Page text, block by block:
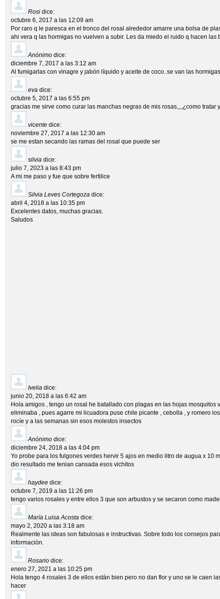
Rosi dice:
octubre 6, 2017 a las 12:09 am
Por raro q le paresca en el tronco del rosal alrededor amarre una bolsa de
ahi vera q las hormigas no vuelven a subir. Les da miedo el ruido q hacen las
Anónimo dice:
diciembre 7, 2017 a las 3:12 am
Al fumigarlas con vinagre y jabón líquido y aceite de coco..se van las hormigas
eva dice:
octubre 5, 2017 a las 6:55 pm
gracias me sirve como curar las manchas negras de mis rosas,,,,¿como tratar
vicente dice:
noviembre 27, 2017 a las 12:30 am
se me estan secando las ramas del rosal que puede ser
silvia dice:
julio 7, 2023 a las 8:43 pm
A mi me paso y fue que sobre fertilice
Silvia Leves Cortegoza dice:
abril 4, 2018 a las 10:35 pm
Excelentes datos, muchas gracias.
Saludos
Ivelia dice:
junio 20, 2018 a las 6:42 am
Hola amigos , tengo un rosal he batallado con plagas en las hojas mosquitos
eliminaba , pues agarre mi licuadora puse chile picante , cebolla , y romero
rocíe y a las semanas sin esos molestos insectos
Anónimo dice:
diciembre 24, 2018 a las 4:04 pm
Yo probe para los fulgones verdes hervir 5 ajos en medio litro de augua x 10
dio resultado me tenian cansada esos vichitos
haydee dice:
octubre 7, 2019 a las 11:26 pm
tengo varios rosales y entre ellos 3 que son arbustos y se secaron como
María Luisa Acosta dice:
mayo 2, 2020 a las 3:18 am
Realmente las ideas son fabulosas e instructivas. Sobre todo los consejos
información.
Rosario dice:
enero 27, 2021 a las 10:25 pm
Hola tengo 4 rosales 3 de ellos están bien pero no dan flor y uno se le caen
hacer